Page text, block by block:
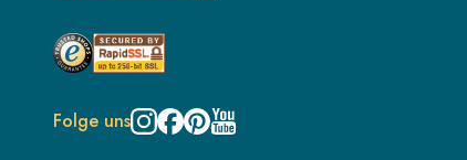
Folge uns